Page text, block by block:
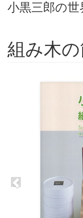
小黒三郎の
組み木